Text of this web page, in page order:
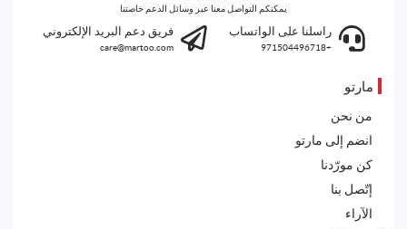
يمكنكم التواصل معنا عبر وسائل الدعم خاصتنا
راسلنا على الواتساب
+971504496718
فريق دعم البريد الإلكتروني
care@martoo.com
مارتو
من نحن
انضم إلى مارتو
كن مورّدنا
إتّصل بنا
الآراء